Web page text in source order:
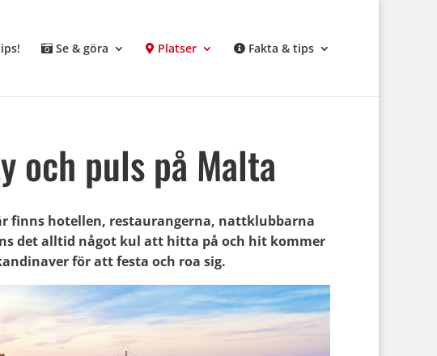
Se & göra Platser Fakta & tips
och puls på Malta
finns hotellen, restaurangerna, nattklubbarna
det alltid något kul att hitta på och hit kommer
för att festa och roa sig.